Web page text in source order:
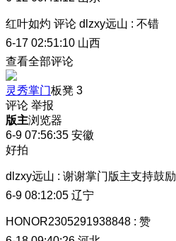
红叶如灼 评论 dlzxy远山 : 不错
6-17 02:51:10 山西
查看全部评论
灵秀掌门板凳 3
评论 举报
版主浏览器
6-9 07:56:35 安徽
好拍
dlzxy远山 : 谢谢掌门版主支持鼓励
6-9 08:12:05 辽宁
HONOR2305291938848 : 赞